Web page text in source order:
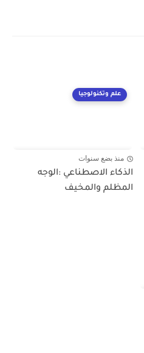
علم وتكنولوجيا
منذ بضع سنوات
الذكاء الاصطناعي :الوجه
المظلم والمخيف